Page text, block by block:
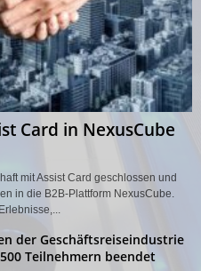
Card in NexusCube
mit Assist Card geschlossen und
in die B2B-Plattform NexusCube.
der Geschäftsreiseindustrie
Teilnehmern beendet